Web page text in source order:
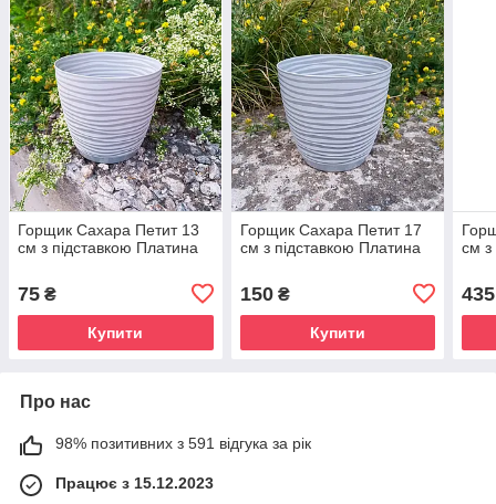
Горщик Сахара Петит 13
см з підставкою Платина
75 ₴
Купити
Горщик Сахара Петит 17
см з підставкою Платина
150₴
Купити
см з
435
Про нас
98% позитивних з 591 відгука за рік
Працює з 15.12.2023